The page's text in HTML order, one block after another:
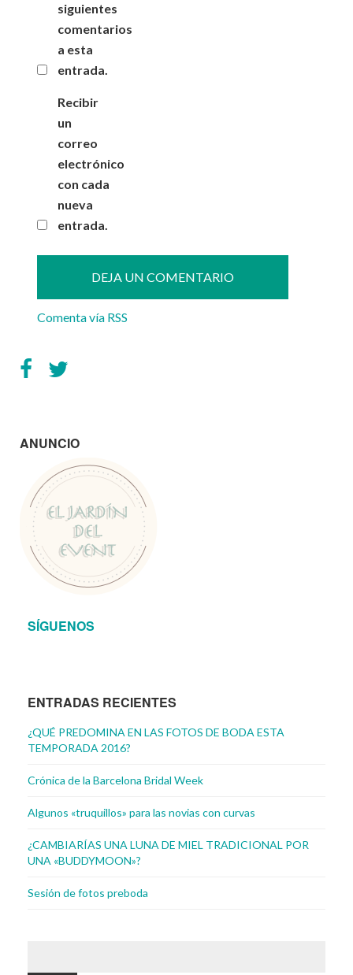
siguientes
comentarios
a esta
entrada.
Recibir
un
correo
electrónico
con cada
nueva
entrada.
Comenta vía RSS
ANUNCIO
SÍGUENOS
ENTRADAS RECIENTES
¿QUÉ PREDOMINA EN LAS FOTOS DE BODA ESTA
TEMPORADA 2016?
Crónica de la Barcelona Bridal Week
Algunos «truquillos» para las novias con curvas
¿CAMBIARÍAS UNA LUNA DE MIEL TRADICIONAL POR
UNA «BUDDYMOON»?
Sesión de fotos preboda